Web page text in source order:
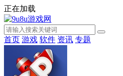
正在加载
首页 游戏 软件 资讯 专题